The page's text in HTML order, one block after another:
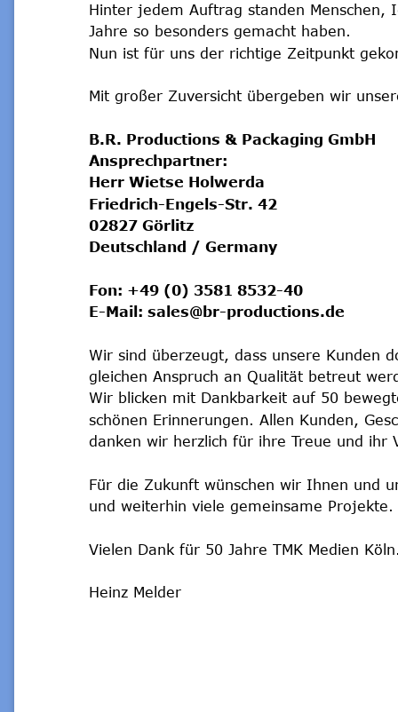
Hinter jedem Auftrag standen
Jahre so besonders gemacht haben.
Nun ist für uns der richtige Zeitpunkt
Mit großer Zuversicht übergeben wir
B.R. Productions & Packaging GmbH
Ansprechpartner:
Herr Wietse Holwerda
Friedrich-Engels-Str. 42
02827 Görlitz
Deutschland / Germany
Fon: +49 (0) 3581 8532-40
E-Mail: sales@br-productions.de
Wir sind überzeugt, dass unsere Kunden
gleichen Anspruch an Qualität betreut
Wir blicken mit Dankbarkeit auf 50
schönen Erinnerungen. Allen Kunden,
danken wir herzlich für ihre Treue und ihr
Für die Zukunft wünschen wir Ihnen und
und weiterhin viele gemeinsame Projekte.
Vielen Dank für 50 Jahre TMK Medien
Heinz Melder